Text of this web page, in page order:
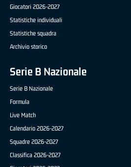
Giocatori 2026-2027
Statistiche individuali
Statistiche squadra
Archivio storico
Serie B Nazionale
Serie B Nazionale
Formula
Live Match
Calendario 2026-2027
Squadre 2026-2027
Classifica 2026-2027